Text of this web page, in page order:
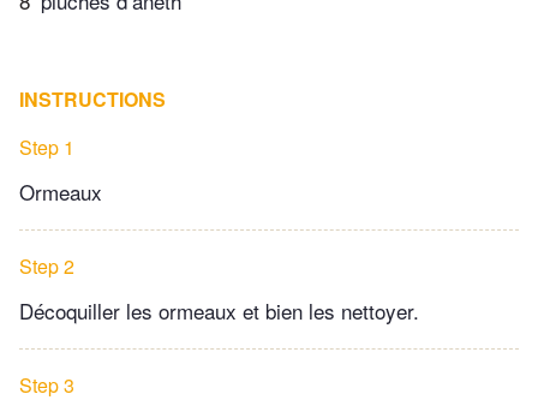
INSTRUCTIONS
Step 1
Ormeaux
Step 2
Décoquiller les ormeaux et bien les nettoyer.
Step 3